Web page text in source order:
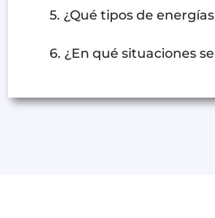
5. ¿Qué tipos de
6. ¿En qué situaciones